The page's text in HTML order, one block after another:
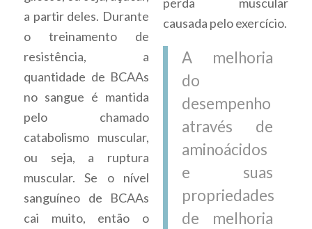
a partir deles. Durante
o treinamento de
resistência, a
quantidade de BCAAs
no sangue é mantida
pelo chamado
catabolismo muscular,
ou seja, a ruptura
muscular. Se o nível
sanguíneo de BCAAs
cai muito, então o
causada pelo exercício.
A melhoria
do
desempenho
através de
aminoácidos
e suas
propriedades
de melhoria